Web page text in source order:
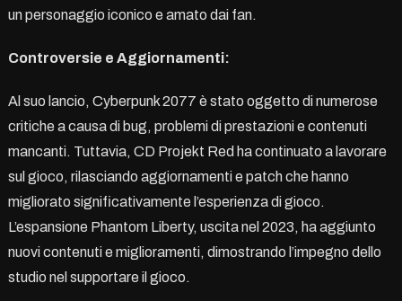
un personaggio iconico e amato dai fan.
Controversie e Aggiornamenti:
Al suo lancio, Cyberpunk 2077 è stato oggetto di numerose
critiche a causa di bug, problemi di prestazioni e contenuti
mancanti. Tuttavia, CD Projekt Red ha continuato a lavorare
sul gioco, rilasciando aggiornamenti e patch che hanno
migliorato significativamente l’esperienza di gioco.
L’espansione Phantom Liberty, uscita nel 2023, ha aggiunto
nuovi contenuti e miglioramenti, dimostrando l’impegno dello
studio nel supportare il gioco.